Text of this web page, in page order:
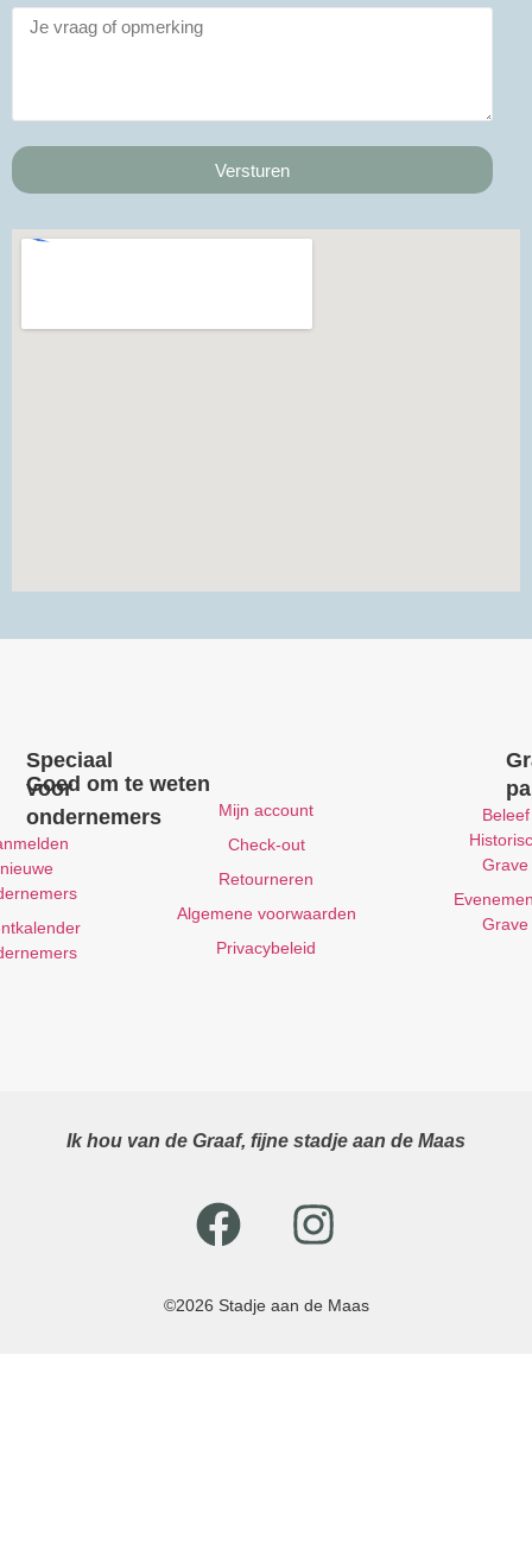
Versturen
Beleef
Grave
Grave
Goed om te weten
Mijn account
Check-out
Retourneren
Algemene voorwaarden
Privacybeleid
Speciaal
voor
ondernemers
nieuwe
Ik hou van de Graaf, fijne stadje aan de Maas
©2026 Stadje aan de Maas